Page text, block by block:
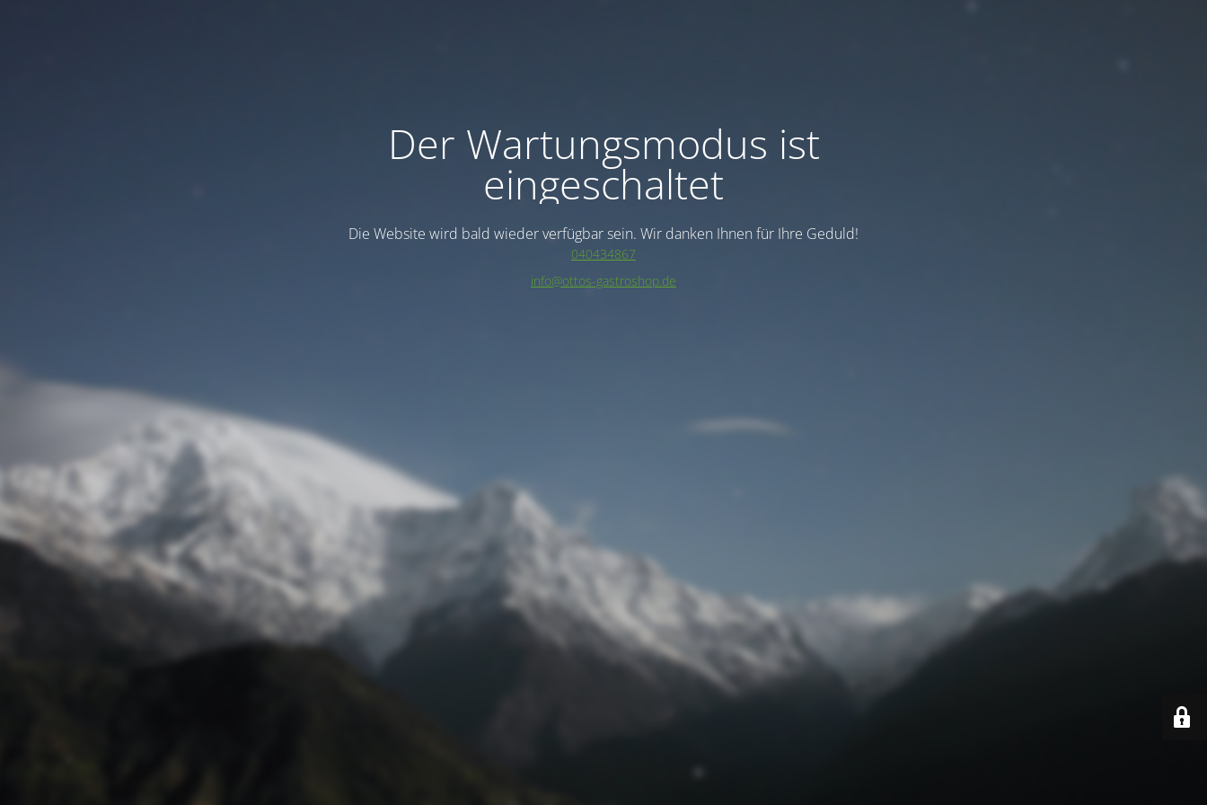
Der Wartungsmodus ist
eingeschaltet
Die Website wird bald wieder verfügbar sein. Wir danken Ihnen für Ihre Geduld!
040434867
info@ottos-gastroshop.de